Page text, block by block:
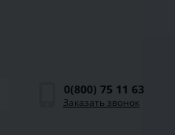
0(800) 75 11 63
Заказать звонок